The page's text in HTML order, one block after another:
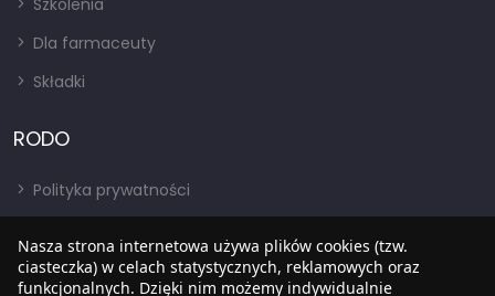
Szkolenia
Dla farmaceuty
Składki
RODO
Polityka prywatności
RODO
Nasza strona internetowa używa plików cookies (tzw.
ciasteczka) w celach statystycznych, reklamowych oraz
funkcjonalnych. Dzięki nim możemy indywidualnie